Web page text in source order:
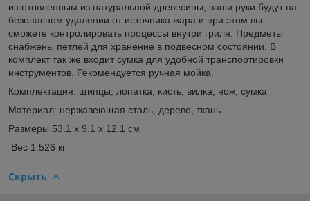
изготовленным из натуральной древесины, ваши руки будут на
безопасном удалении от источника жара и при этом вы
сможете контролировать процессы внутри гриля. Предметы
снабжены петлей для хранение в подвесном состоянии. В
комплект так же входит сумка для удобной транспортировки
инструментов. Рекомендуется ручная мойка.
Комплектация: щипцы, лопатка, кисть, вилка, нож, сумка
Материал: нержавеющая сталь, дерево, ткань
Размеры 53.1 x 9.1 x 12.1 см
Вес 1.526 кг
Скрыть